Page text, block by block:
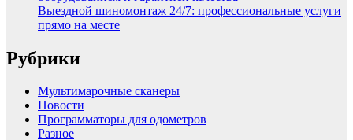
Выездной шиномонтаж 24/7: профессиональные услуги
прямо на месте
Рубрики
Мультимарочные сканеры
Новости
Программаторы для одометров
Разное